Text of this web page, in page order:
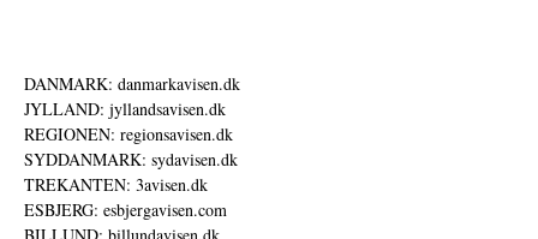
DANMARK: danmarkavisen.dk
JYLLAND: jyllandsavisen.dk
REGIONEN: regionsavisen.dk
SYDDANMARK: sydavisen.dk
TREKANTEN: 3avisen.dk
ESBJERG: esbjergavisen.com
BILLUND: billundavisen.dk